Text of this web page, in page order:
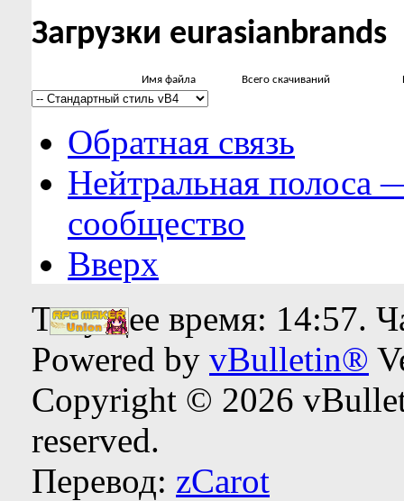
Загрузки eurasianbrands
Имя файла Всего скачиваний
Обратная связь
Нейтральная полоса
сообщество
Вверх
Текущее время: 14:57.
Powered by vBulletin®
Copyright © 2026
reserved.
Перевод: zCarot